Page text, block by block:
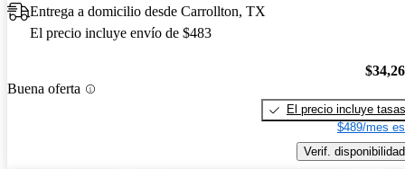
Entrega a domicilio desde Carrollton, TX
El precio incluye envío de $483
Buena oferta
El precio incluye tasas
$489/mes
Verif. disponibilidad